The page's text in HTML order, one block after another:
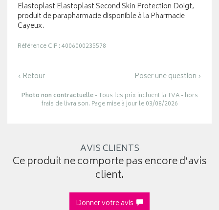
Elastoplast Elastoplast Second Skin Protection Doigt,
produit de parapharmacie disponible à la Pharmacie
Cayeux.
Référence CIP : 4006000235578
‹ Retour Poser une question ›
Photo non contractuelle- Tous les prix incluent la TVA - hors
frais de livraison. Page mise à jour le 03/08/2026
AVIS CLIENTS
Ce produit ne comporte pas encore d’avis
client.
Donner votre avis